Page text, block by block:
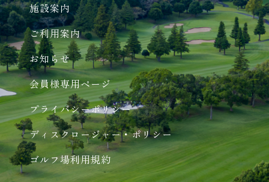
施設案内
ご利用案内
お知らせ
会員様専用ページ
プライバシーポリシー
ディスクロージャー・ポリシー
ゴルフ場利用規約